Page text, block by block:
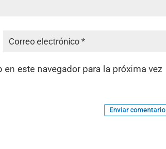
este navegador para la próxima vez
Enviar comentario